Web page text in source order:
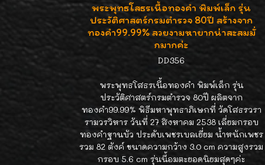
พระพุทธโสธรเนื้อทองคำ พิมพ์เล็ก รุ่น
ประวัติศาสตร์กรมตำรวจ 80ปี สร้างจาก
ทองคำ99.99% สวยงามหายากน่าสะสมมั่
กมากค่ะ
DD356
พระพุทธโสธรเนื้อทองคำ พิมพ์เล็ก รุ่น
ประวัติศาสตร์กรมตำรวจ 80ปี ผลิตจาก
ทองคำ99.99% พิธีมหาพุทธาภิเษกที่ วัดโสธรวรา
รามวรวิหาร วันที่ 27 สิงหาคม 2538 เลี่ยมกรอบ
ทองคำฐานบัว ประดับเพชรเบลเยี่ยม น้ำหนักเพชร
รวม 82 ตังค์ ขนาดความกว้าง 3.0 cm ความสูงรวม
กรอบ 5.6 cm รุ่นนี้อมตะยอดนิยมสุดๆค่ะ